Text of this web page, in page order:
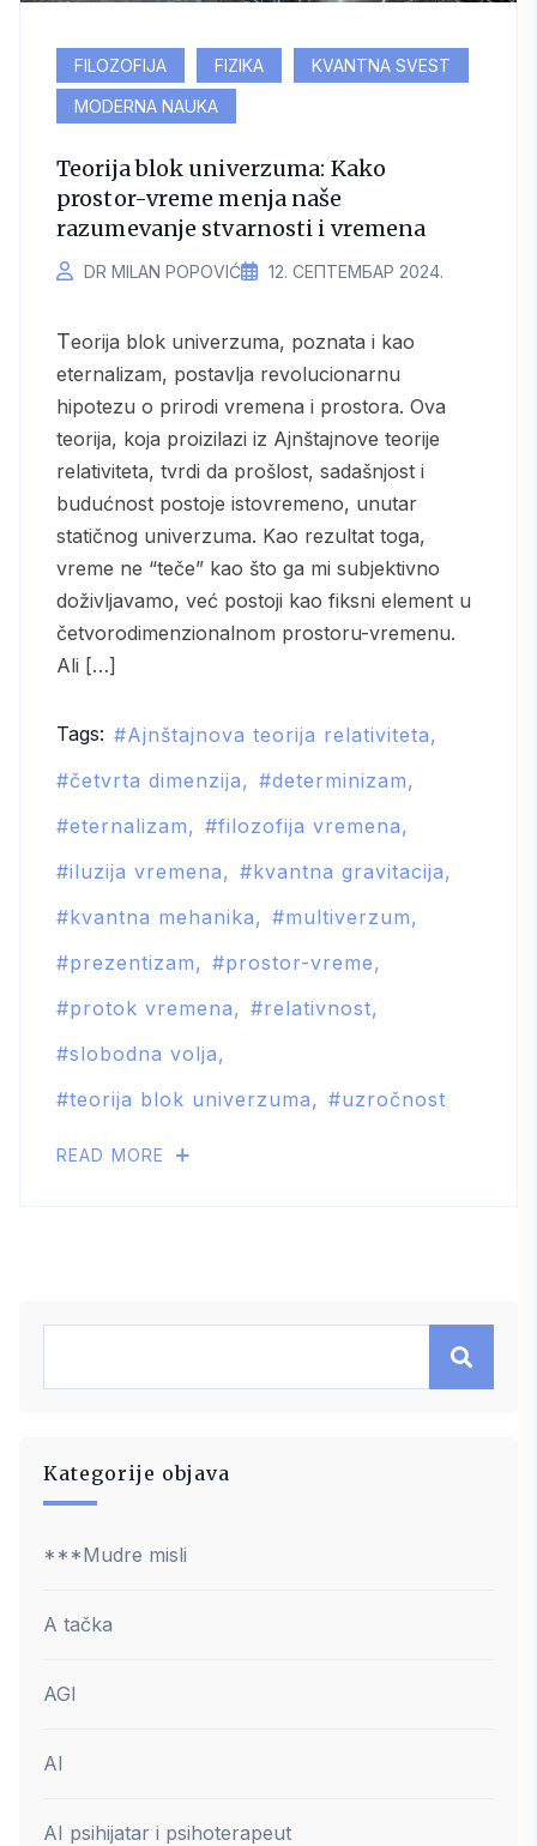
FILOZOFIJA FIZIKA
KVANTNA SVEST
MODERNA NAUKA
Teorija blok univerzuma: Kako
prostor-vreme menja naše
razumevanje stvarnosti i vremena
DR MILAN POPOVIĆ 12. СЕПТЕМБАР 2024.
Teorija blok univerzuma, poznata i kao
eternalizam, postavlja revolucionarnu
hipotezu o prirodi vremena i prostora. Ova
teorija, koja proizilazi iz Ajnštajnove teorije
relativiteta, tvrdi da prošlost, sadašnjost i
budućnost postoje istovremeno, unutar
statičnog univerzuma. Kao rezultat toga,
vreme ne “teče” kao što ga mi subjektivno
doživljavamo, već postoji kao fiksni element u
četvorodimenzionalnom prostoru-vremenu.
Ali […]
Tags:
Ajnštajnova teorija relativiteta
četvrta dimenzija
determinizam
eternalizam
filozofija vremena
iluzija vremena
kvantna gravitacija
kvantna mehanika
multiverzum
prezentizam
prostor-vreme
protok vremena
relativnost
slobodna volja
teorija blok univerzuma
uzročnost
READ MORE
Kategorije objava
***Mudre misli
A tačka
AGI
AI
AI psihijatar i psihoterapeut